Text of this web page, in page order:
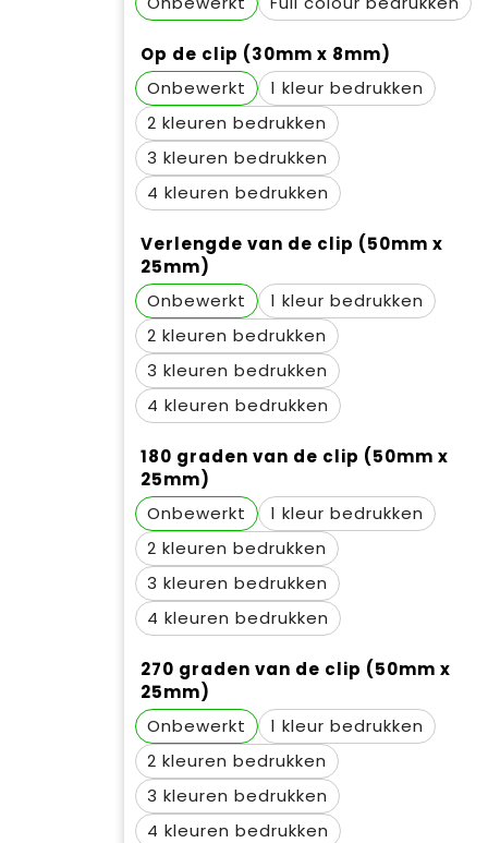
Op de clip (30mm x 8mm)
Onbewerkt
1
2
3
4
Verlengde van de clip (50mm x
25mm)
Onbewerkt
1
2
3
4
180 graden van de clip (50mm x
25mm)
Onbewerkt
1
2
3
4
270 graden van de clip (50mm x
25mm)
Onbewerkt
1
2
3
4